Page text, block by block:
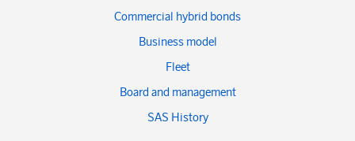
Commercial hybrid bonds
Business model
Fleet
Board and management
SAS History